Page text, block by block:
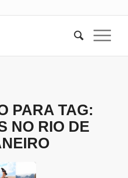
PARA TAG:
NO RIO DE